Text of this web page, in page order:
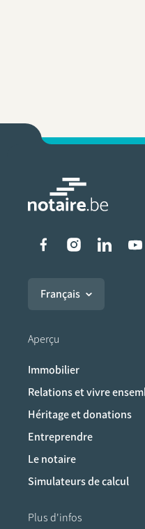
Liens
Français
Aperçu
Immobilier
Relations et vivre
Héritage et donations
Entreprendre
Le notaire
Simulateurs de calcul
Plus d'infos